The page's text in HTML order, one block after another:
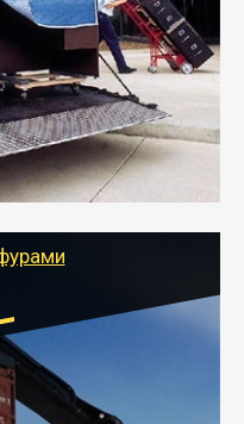
может быть на
(по меньшей
быстро и
к новому месту
сохранности груза и
до 10 тонн